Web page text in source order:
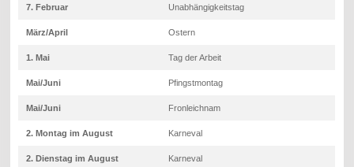
7. Februar Unabhängigkeitstag
März/April Ostern
1. Mai Tag der Arbeit
Mai/Juni Pfingstmontag
Mai/Juni Fronleichnam
2. Montag im August Karneval
2. Dienstag im August Karneval